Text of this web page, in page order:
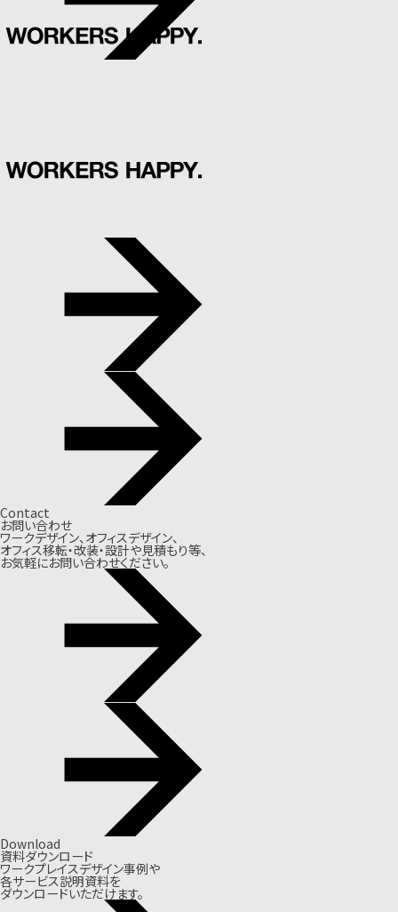
Contact
お問い合わせ
ワークデザイン、オフィスデザイン、
オフィス移転・改装・設計や見積もり等、
お気軽にお問い合わせください。
Download
資料ダウンロード
ワークプレイスデザイン事例や
各サービス説明資料を
ダウンロードいただけます。